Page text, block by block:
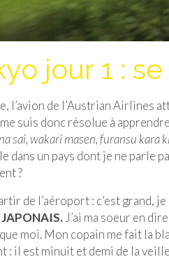
jour 1 :
l’avion de l’Austrian Airlines
suis donc résolue à
sai, wakari masen, furansu kara
dans un pays dont je ne parle
?
de l’aéroport : c’est grand,
J’ai ma soeur en
moi. Mon copain me fait la
: il est minuit et demi de la